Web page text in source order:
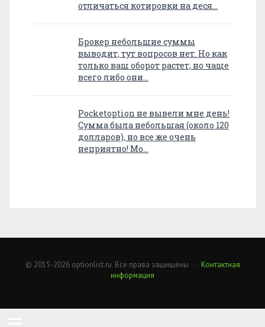
отличаться котировки на деся…
Брокер небольшие суммы
выводит, тут вопросов нет. Но как
только ваш оборот растет, но чаще
всего либо они…
Pocketoption не вывели мне день!
Сумма была небольшая (около 120
долларов), но все же очень
неприятно! Мо…
© 2015-2026 optionlist.ru. Все права защищены · Контактная
информация